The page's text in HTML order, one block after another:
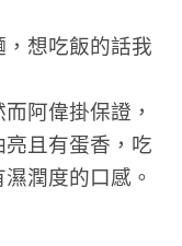
想吃飯的話我
阿偉掛保證，
且有蛋香，吃
潤度的口感。